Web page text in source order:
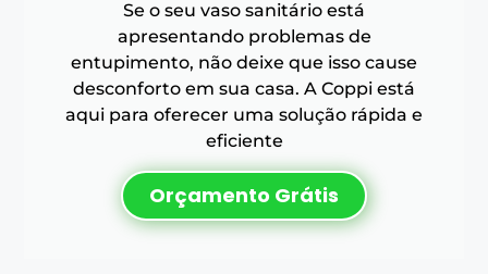
Se o seu vaso sanitário está
apresentando problemas de
entupimento, não deixe que isso cause
desconforto em sua casa. A Coppi está
aqui para oferecer uma solução rápida e
eficiente
Orçamento Grátis